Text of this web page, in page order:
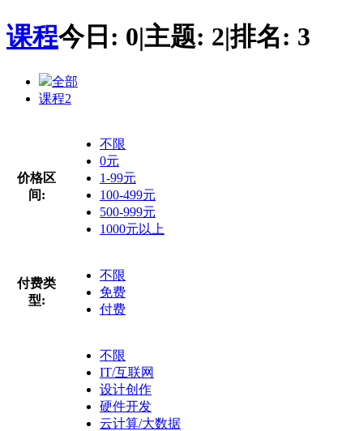
课程今日: 0|主题: 2|排名: 3
全部
课程2
价格区
间:
不限
0元
1-99元
100-499元
500-999元
1000元以上
付费类
型:
不限
免费
付费
不限
IT/互联网
设计创作
硬件开发
云计算/大数据